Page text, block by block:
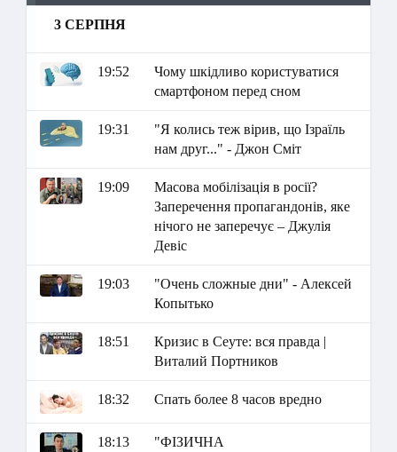
3 СЕРПНЯ
19:52
Чому шкідливо користуватися
смартфоном перед сном
19:31
"Я колись теж вірив, що Ізраїль
нам друг..." - Джон Сміт
19:09
Масова мобілізація в росії?
Заперечення пропагандонів, яке
нічого не заперечує – Джулія
Девіс
19:03
"Очень сложные дни" - Алексей
Копытько
18:51
Кризис в Сеуте: вся правда |
Виталий Портников
18:32 Спать более 8 часов вредно
18:13
"ФІЗИЧНА